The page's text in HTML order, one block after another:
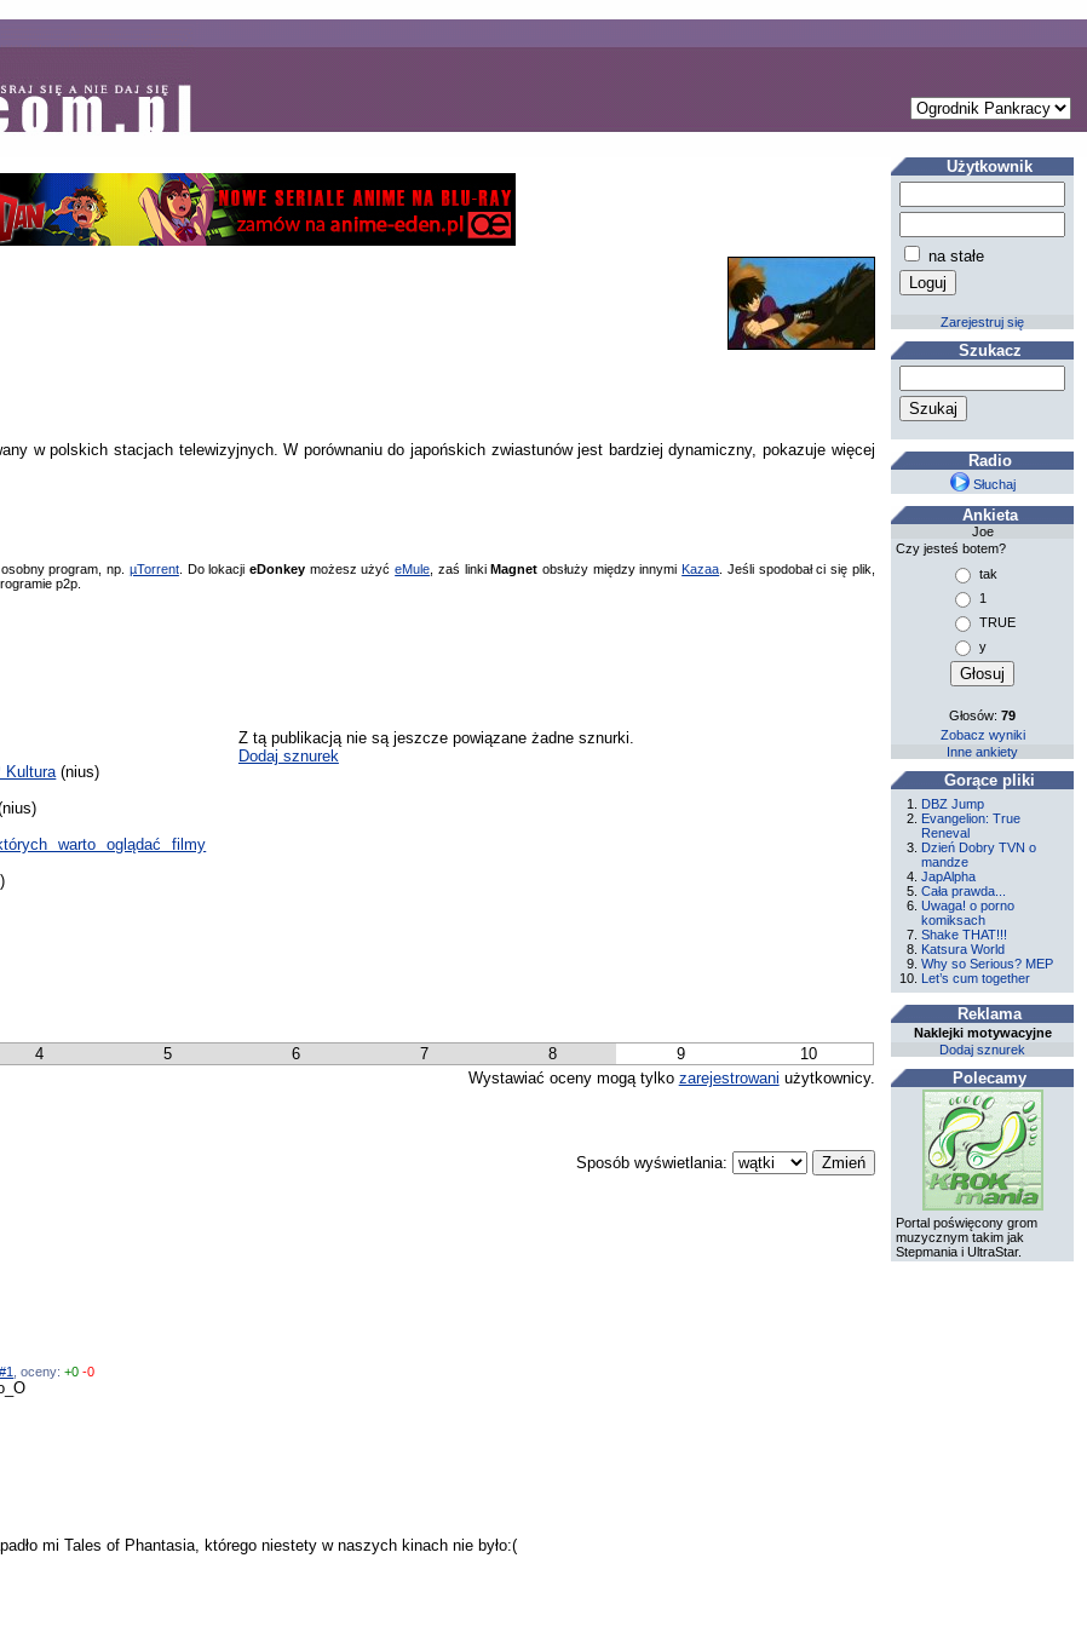
w polskich stacjach telewizyjnych. W porównaniu do japońskich zwiastunów jest bardziej dynamiczny, pokazuje więcej
program, np. µTorrent. Do lokacjieDonkey możesz użyćeMule , zaś linkiMagnet obsłuży między innymiKazaa . Jeśli spodobał ci się plik,
p2p.
Kultura(nius)
warto oglądać filmy
Z tą publikacją nie są jeszcze powiązane żadne sznurki.
Dodaj sznurek
4 5 6 7 8 9
10
Wystawiać oceny mogą tylko zarejestrowani użytkownicy.
Sposób wyświetlania:
#1 , oceny:+0 -0
mi Tales of Phantasia, którego niestety w naszych kinach nie było:(
Użytkownik
na stałe
Zarejestruj się
Szukacz
Radio
Słuchaj
Ankieta
Joe
Czy jesteś botem?
tak
1
TRUE
y
Głosów:79
Zobacz wyniki
Inne ankiety
Gorące pliki
DBZ Jump
Evangelion: True
Reneval
Dzień Dobry TVN o
mandze
JapAlpha
Cała prawda...
Uwaga! o porno
komiksach
Shake THAT!!!
Katsura World
Why so Serious? MEP
Let’s cum together
Reklama
Naklejki motywacyjne
Dodaj sznurek
Polecamy
Portal poświęcony grom
muzycznym takim jak
Stepmania i UltraStar.